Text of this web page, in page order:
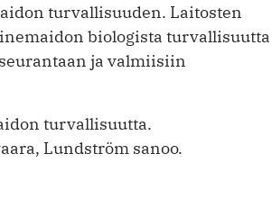
turvallisuuden. Laitosten
biologista turvallisuutta
ja valmiisiin
turvallisuutta.
Lundström sanoo.